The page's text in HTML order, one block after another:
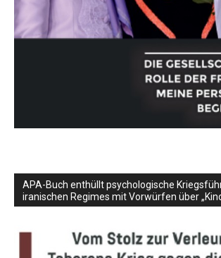
APA-Buch enthüllt psychologische
iranischen Regimes mit Vorwürfen über